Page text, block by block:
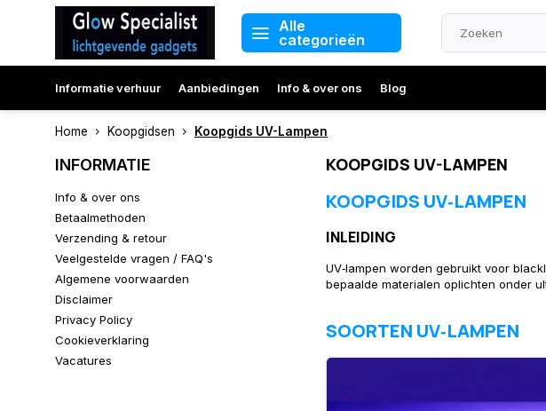
Alle
categorieën
Informatie verhuur Aanbiedingen Info & over ons Blog
Home Koopgidsen Koopgids UV-Lampen
INFORMATIE
Info & over ons
Betaalmethoden
Verzending & retour
Veelgestelde vragen / FAQ's
Algemene voorwaarden
Disclaimer
Privacy Policy
Cookieverklaring
Vacatures
KOOPGIDS UV-LAMPEN
KOOPGIDS UV‑LAMPEN
INLEIDING
UV‑lampen worden gebruikt voor
bepaalde materialen oplichten onder
SOORTEN UV‑LAMPEN